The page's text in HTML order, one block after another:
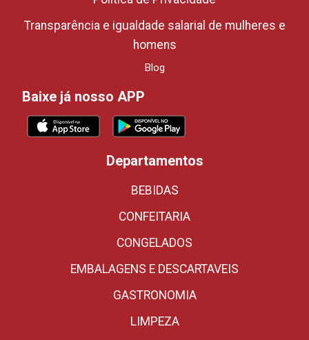
Transparência e igualdade salarial de mulheres e
homens
Blog
Baixe já nosso APP
Departamentos
BEBIDAS
CONFEITARIA
CONGELADOS
EMBALAGENS E DESCARTAVEIS
GASTRONOMIA
LIMPEZA